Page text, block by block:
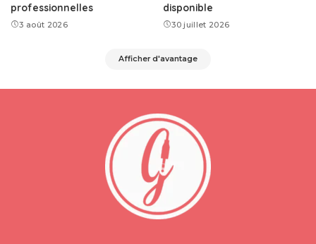
professionnelles
3 août 2026
disponible
30 juillet 2026
Afficher d'avantage